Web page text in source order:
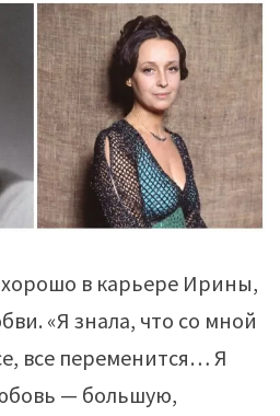
хорошо в карьере Ирины,
«Я знала, что со мной
все переменится… Я
— большую,